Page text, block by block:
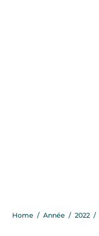
Home / Année / 2022 /